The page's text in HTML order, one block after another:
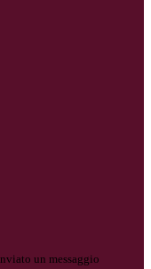
un messaggio